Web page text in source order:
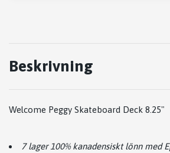
Beskrivning
Welcome Peggy Skateboard Deck 8.25"
7 lager 100% kanadensiskt lönn med